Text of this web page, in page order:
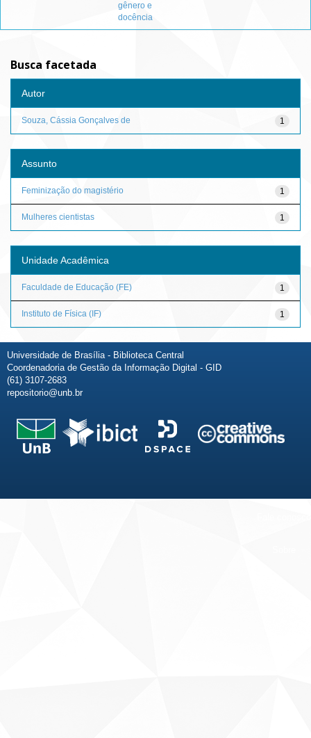
gênero e
docência
Busca facetada
Autor
1
Souza, Cássia Gonçalves de
Assunto
1
Feminização do magistério
1
Mulheres cientistas
Unidade Acadêmica
1
Faculdade de Educação (FE)
1
Instituto de Física (IF)
Universidade de Brasília - Biblioteca Central
Coordenadoria de Gestão da Informação Digital - GID
(61) 3107-2683
repositorio@unb.br